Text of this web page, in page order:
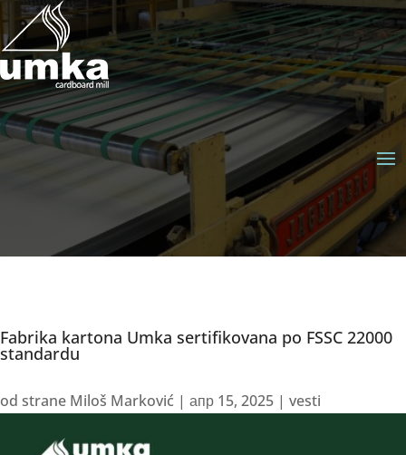
Fabrika kartona Umka sertifikovana po FSSC 22000
standardu
od strane Miloš Marković | апр 15, 2025 | vesti